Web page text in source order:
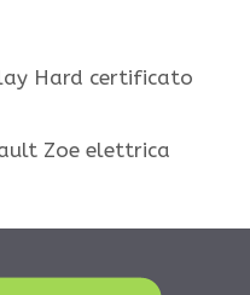
Hard certificato
Zoe elettrica